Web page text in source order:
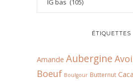
ÉTIQUETTES
Amande Aubergine
Boeuf Boulgour Butternut